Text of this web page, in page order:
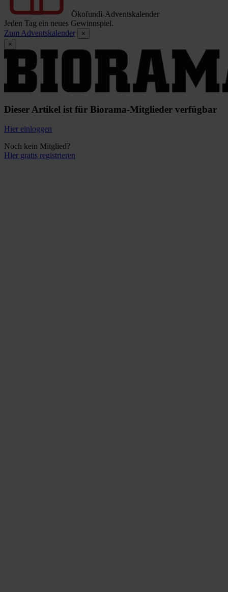
Ökofundi-Adventskalender
Jeden Tag ein neues Gewinnspiel.
Zum Adventskalender
×
×
Dieser Artikel ist für Biorama-Mitglieder verfügbar
Hier einloggen
Noch kein Mitglied?
Hier gratis registrieren